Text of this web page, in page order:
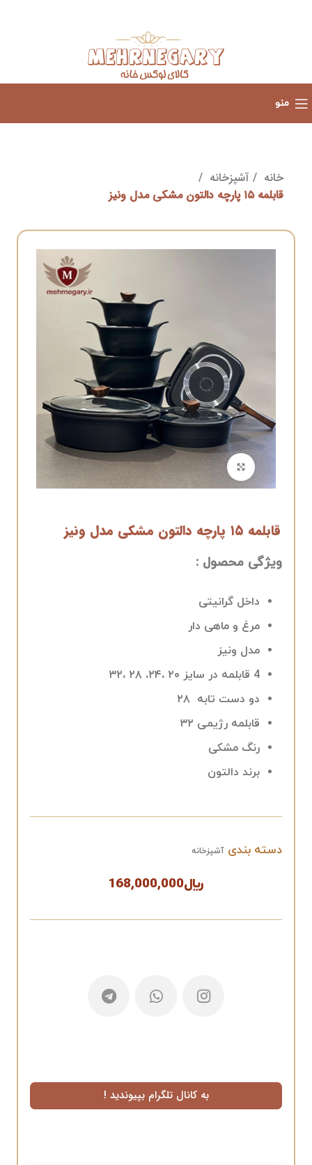
منو
خانه
آشپزخانه
قابلمه ۱۵ پارچه دالتون مشکی مدل ونیز
برای بزرگنمایی کلیک کنید
قابلمه ۱۵ پارچه دالتون مشکی مدل ونیز
ویژگی محصول :
داخل گرانیتی
مرغ و ماهی دار
مدل ونیز
4 قابلمه در سایز ۲۰ ،۲۴، ۲۸ ،۳۲
دو دست تابه ۲۸
قابلمه رژیمی ۳۲
رنگ مشکی
برند دالتون
دسته بندی آشپزخانه
﷼168,000,000
به کانال تلگرام بپیوندید !